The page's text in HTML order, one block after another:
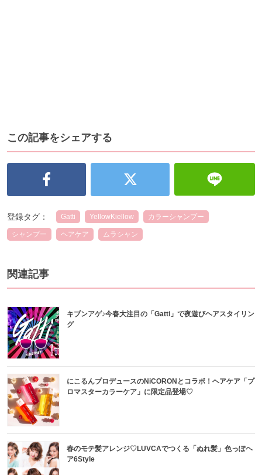
この記事をシェアする
登録タグ： Gatti YellowKiellow カラーシャンプー
シャンプー ヘアケア ムラシャン
関連記事
キブンアゲ♪今春大注目の「Gatti」で夜遊びヘアスタイリン
グ
にこるんプロデュースのNiCORONとコラボ！ヘアケア「プ
ロマスターカラーケア」に限定品登場♡
春のモテ髪アレンジ♡LUVCAでつくる「ぬれ髪」色っぽヘ
ア6Style